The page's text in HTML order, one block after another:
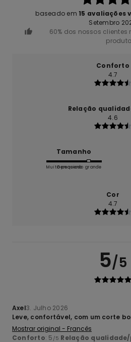
baseado em 15 avaliações
Setembro
60% dos nossos
produto
Conforto
4.7
Relação
4.6
Tamanho
Muito pequeno
Demasiado grande
Cor
4.7
5/5
Axel3. Julho 2026
Leve, confortável, com um corte
Mostrar original - Francês
Conforto: 5 /5 Relação